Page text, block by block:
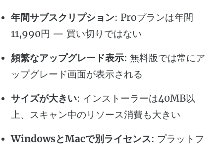
年間サブスクリプション: Proプランは年間
11,990円 — 買い切りではない
頻繁なアップグレード表示: 無料版では常にア
ップグレード画面が表示される
サイズが大きい: インストーラーは40MB以
上、スキャン中のリソース消費も大きい
WindowsとMacで別ライセンス: プラットフ